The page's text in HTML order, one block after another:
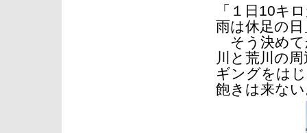
「１日10キ
雨は休足の日
そう決めて
川と荒川の
ギングをは
飽きは来な